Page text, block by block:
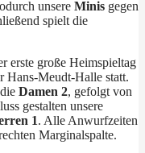
unsere Minis gegen
spielt die
erste große Heimspieltag
Hans-Meudt-Halle statt.
Damen 2, gefolgt von
gestalten unsere
1. Alle Anwurfzeiten
Marginalspalte.